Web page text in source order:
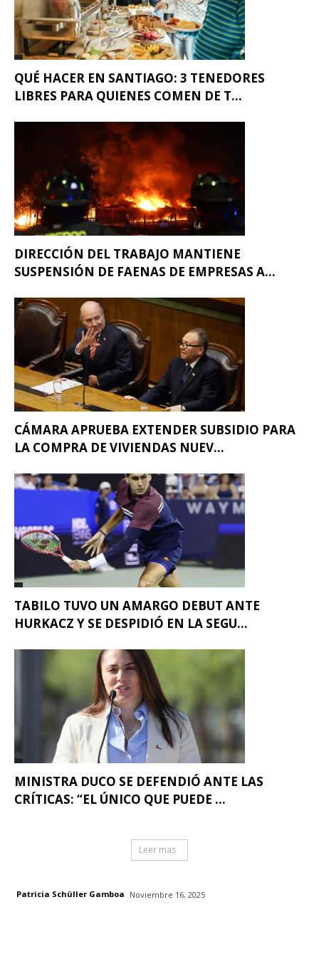
QUÉ HACER EN SANTIAGO: 3 TENEDORES
LIBRES PARA QUIENES COMEN DE T...
DIRECCIÓN DEL TRABAJO MANTIENE
SUSPENSIÓN DE FAENAS DE EMPRESAS A...
CÁMARA APRUEBA EXTENDER SUBSIDIO PARA
LA COMPRA DE VIVIENDAS NUEV...
TABILO TUVO UN AMARGO DEBUT ANTE
HURKACZ Y SE DESPIDIÓ EN LA SEGU...
MINISTRA DUCO SE DEFENDIÓ ANTE LAS
CRÍTICAS: “EL ÚNICO QUE PUEDE ...
Leer mas
Patricia Schüller Gamboa Noviembre 16, 2025